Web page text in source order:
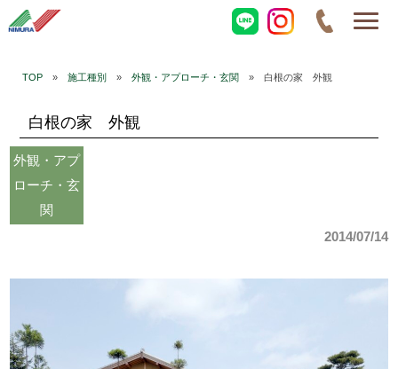
TOP» 施工種別 » 外観・アプローチ・玄関» 白根の家 外観
白根の家 外観
外観・アプ
ローチ・玄
関
2014/07/14